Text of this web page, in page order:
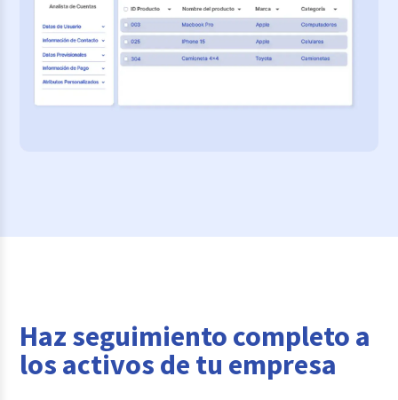
Haz seguimiento completo a
los activos de tu empresa